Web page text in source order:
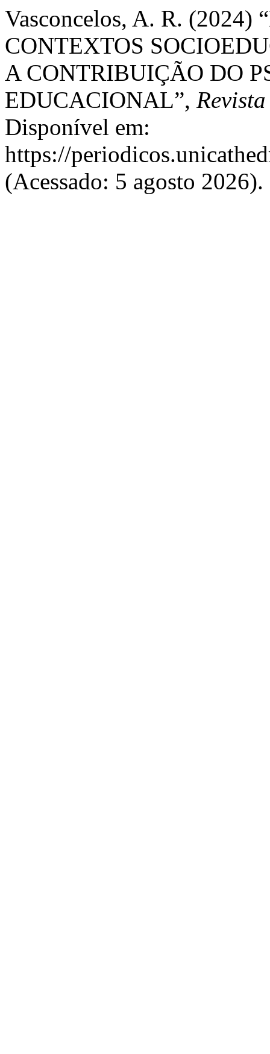
Vasconcelos, A. R. (2024)
CONTEXTOS
A CONTRIBUIÇÃO DO
EDUCACIONAL”,
Disponível em:
https://
(Acessado: 5 agosto 2026).